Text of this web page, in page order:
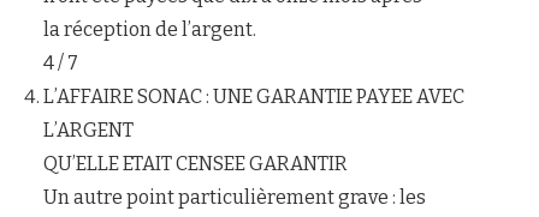
la réception de l’argent.
4 / 7
L’AFFAIRE SONAC : UNE GARANTIE PAYEE AVEC
L’ARGENT
QU’ELLE ETAIT CENSEE GARANTIR
Un autre point particulièrement grave : les